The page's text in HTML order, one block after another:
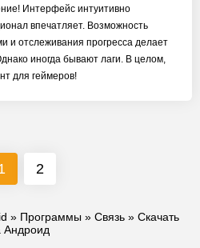
Интерфейс интуитивно
впечатляет. Возможность
и отслеживания прогресса делает
иногда бывают лаги. В целом,
для геймеров!
2
» Программы » Связь » Скачать
Андроид